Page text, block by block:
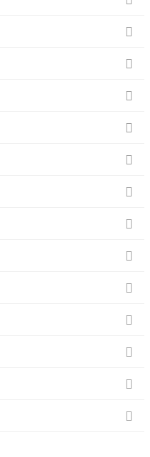












